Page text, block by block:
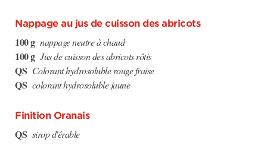
Nappage au jus de cuisson des abricots
100 g nappage neutre à chaud
100 g Jus de cuisson des abricots rôtis
QS Colorant hydrosoluble rouge fraise
QS colorant hydrosoluble jaune
Finition Oranais
QS sirop d'érable